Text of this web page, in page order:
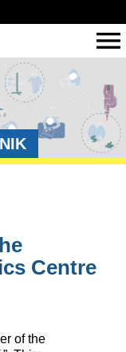
Centre
of the